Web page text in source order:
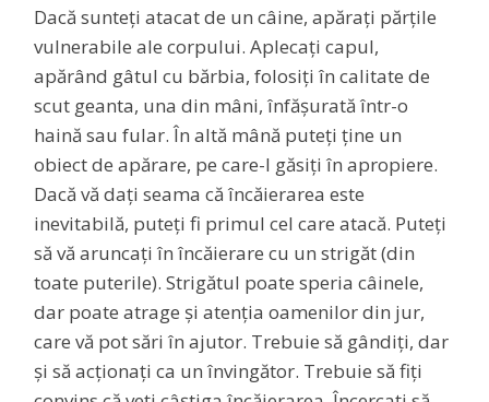
Dacă sunteți atacat de un câine, apărați părțile
vulnerabile ale corpului. Aplecați capul,
apărând gâtul cu bărbia, folosiți în calitate de
scut geanta, una din mâni, înfășurată într-o
haină sau fular. În altă mână puteți ține un
obiect de apărare, pe care-l găsiți în apropiere.
Dacă vă dați seama că încăierarea este
inevitabilă, puteți fi primul cel care atacă. Puteți
să vă aruncați în încăierare cu un strigăt (din
toate puterile). Strigătul poate speria câinele,
dar poate atrage și atenția oamenilor din jur,
care vă pot sări în ajutor. Trebuie să gândiți, dar
și să acționați ca un învingător. Trebuie să fiți